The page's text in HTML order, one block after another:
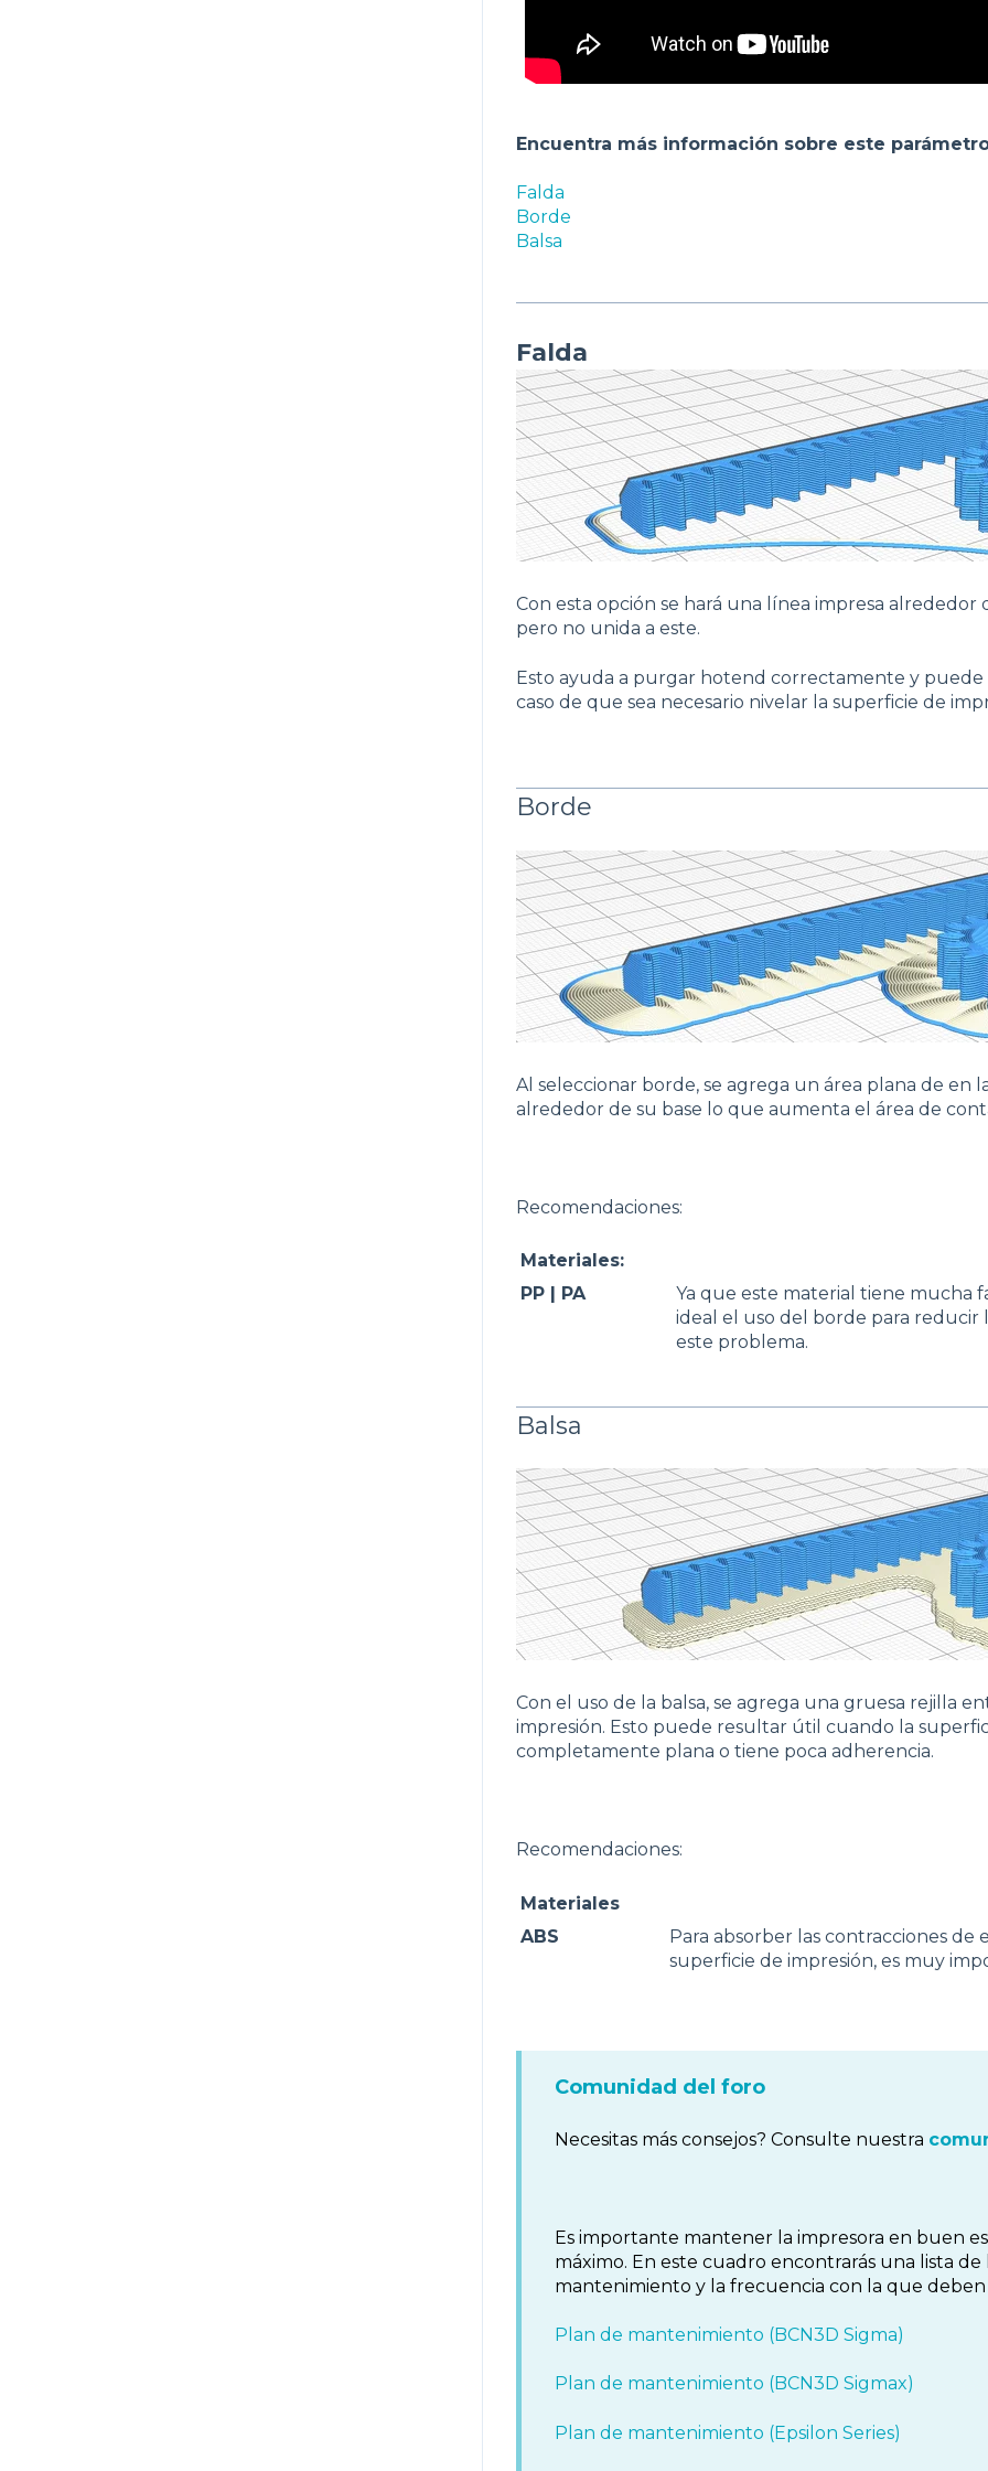
Encuentra más información sobre este
Falda
Borde
Balsa
Falda
Con esta opción se hará una línea impresa alrededor
pero no unida a este.
Esto ayuda a purgar hotend correctamente y puede
caso de que sea necesario nivelar la superficie de
Borde
Al seleccionar borde, se agrega un área plana de en
alrededor de su base lo que aumenta el área de
Recomendaciones:
Materiales:
PP | PA
Ya que este material tiene mucha
ideal el uso del borde para reducir
este problema.
Balsa
Con el uso de la balsa, se agrega una gruesa rejilla
impresión. Esto puede resultar útil cuando la
completamente plana o tiene poca adherencia.
Recomendaciones:
Materiales
ABS
Para absorber las contracciones de
superficie de impresión, es muy
Comunidad del foro
Necesitas más consejos? Consulte nuestra
Es importante mantener la impresora en buen
máximo. En este cuadro encontrarás una lista
mantenimiento y la frecuencia con la que deben
Plan de mantenimiento (BCN3D Sigma)
Plan de mantenimiento (BCN3D Sigmax)
Plan de mantenimiento (Epsilon Series)